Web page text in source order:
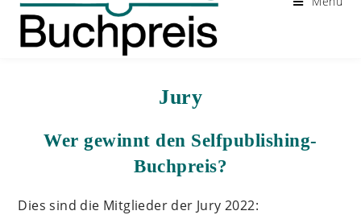
Jury
Wer gewinnt den Selfpublishing-
Buchpreis?
Dies sind die Mitglieder der Jury 2022: